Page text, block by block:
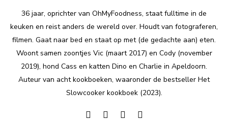
36 jaar, oprichter van OhMyFoodness, staat fulltime in de
keuken en reist anders de wereld over. Houdt van fotograferen,
filmen. Gaat naar bed en staat op met (de gedachte aan) eten.
Woont samen zoontjes Vic (maart 2017) en Cody (november
2019), hond Cass en katten Dino en Charlie in Apeldoorn.
Auteur van acht kookboeken, waaronder de bestseller Het
Slowcooker kookboek (2023).